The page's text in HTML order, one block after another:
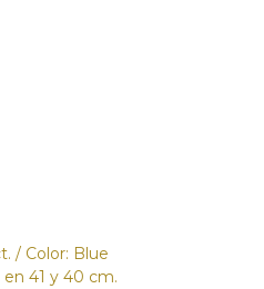
/ Color: Blue
41 y 40 cm.